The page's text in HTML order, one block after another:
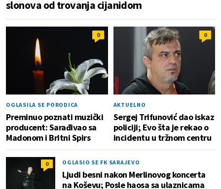
slonova od trovanja cijanidom
0
OGLASILA SE PORODICA
Preminuo poznati muzički
producent: Sarađivao sa
Madonom i Britni Spirs
0
AKTUELNO
Sergej Trifunović dao iskaz
policiji; Evo šta je rekao o
incidentu u tržnom centru
0 OGLASIO SE FK SARAJEVO
Ljudi besni nakon Merlinovog koncerta
na Koševu; Posle haosa sa ulaznicama